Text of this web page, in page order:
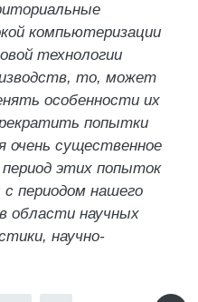
компьютеризации
технологии
то, может
особенности их
попытки
очень существенное
этих попыток
периодом нашего
области научных
научно-